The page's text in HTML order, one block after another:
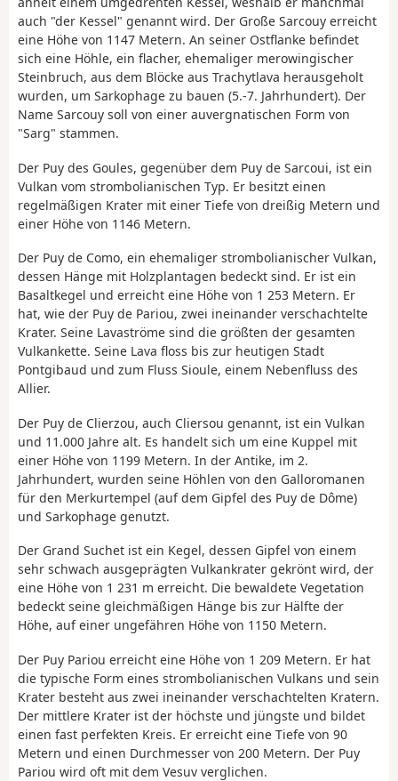
auch "der Kessel" genannt wird. Der Große Sarcouy erreicht
eine Höhe von 1147 Metern. An seiner Ostflanke befindet
sich eine Höhle, ein flacher, ehemaliger merowingischer
Steinbruch, aus dem Blöcke aus Trachytlava herausgeholt
wurden, um Sarkophage zu bauen (5.-7. Jahrhundert). Der
Name Sarcouy soll von einer auvergnatischen Form von
"Sarg" stammen.
Der Puy des Goules, gegenüber dem Puy de Sarcoui, ist ein
Vulkan vom strombolianischen Typ. Er besitzt einen
regelmäßigen Krater mit einer Tiefe von dreißig Metern und
einer Höhe von 1146 Metern.
Der Puy de Como, ein ehemaliger strombolianischer Vulkan,
dessen Hänge mit Holzplantagen bedeckt sind. Er ist ein
Basaltkegel und erreicht eine Höhe von 1 253 Metern. Er
hat, wie der Puy de Pariou, zwei ineinander verschachtelte
Krater. Seine Lavaströme sind die größten der gesamten
Vulkankette. Seine Lava floss bis zur heutigen Stadt
Pontgibaud und zum Fluss Sioule, einem Nebenfluss des
Allier.
Der Puy de Clierzou, auch Cliersou genannt, ist ein Vulkan
und 11.000 Jahre alt. Es handelt sich um eine Kuppel mit
einer Höhe von 1199 Metern. In der Antike, im 2.
Jahrhundert, wurden seine Höhlen von den Galloromanen
für den Merkurtempel (auf dem Gipfel des Puy de Dôme)
und Sarkophage genutzt.
Der Grand Suchet ist ein Kegel, dessen Gipfel von einem
sehr schwach ausgeprägten Vulkankrater gekrönt wird, der
eine Höhe von 1 231 m erreicht. Die bewaldete Vegetation
bedeckt seine gleichmäßigen Hänge bis zur Hälfte der
Höhe, auf einer ungefähren Höhe von 1150 Metern.
Der Puy Pariou erreicht eine Höhe von 1 209 Metern. Er hat
die typische Form eines strombolianischen Vulkans und sein
Krater besteht aus zwei ineinander verschachtelten Kratern.
Der mittlere Krater ist der höchste und jüngste und bildet
einen fast perfekten Kreis. Er erreicht eine Tiefe von 90
Metern und einen Durchmesser von 200 Metern. Der Puy
Pariou wird oft mit dem Vesuv verglichen.